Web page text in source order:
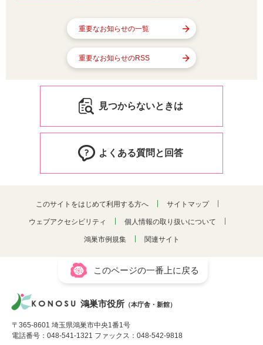
重要なお知らせの一覧
重要なお知らせのRSS
見つからないときは
よくある質問と回答
このサイトをはじめて利用する方へ サイトマップ
ウェブアクセシビリティ 個人情報の取り扱いについて
鴻巣市例規集 関連サイト
このページの一番上に戻る
鴻巣市役所 （本庁舎・新館）
〒365-8601 埼玉県鴻巣市中央1番1号
電話番号：048-541-1321 ファックス：048-542-9818